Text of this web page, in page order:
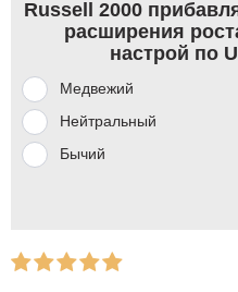
Russell 2000
расширения
настрой по
Медвежий
Нейтральный
Бычий